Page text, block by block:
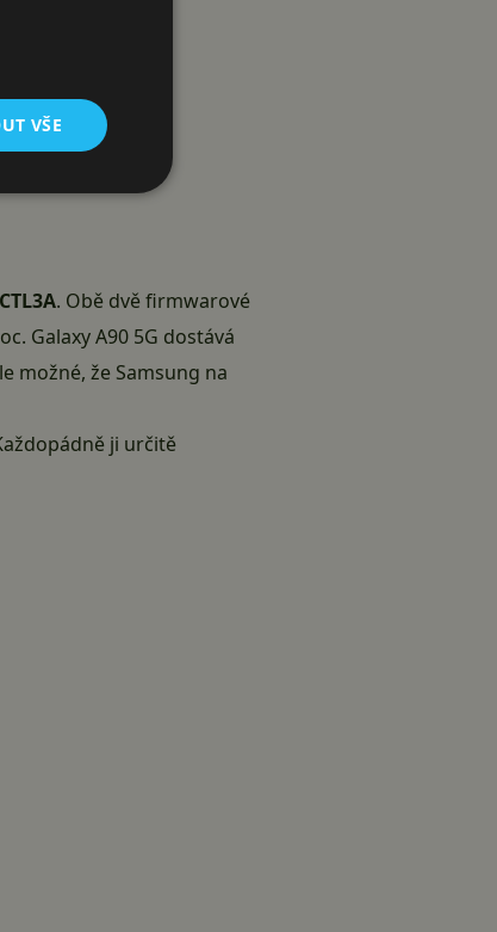
. Obě dvě firmwarové
Galaxy A90 5G dostává
možné, že Samsung na
ji určitě
VŠE